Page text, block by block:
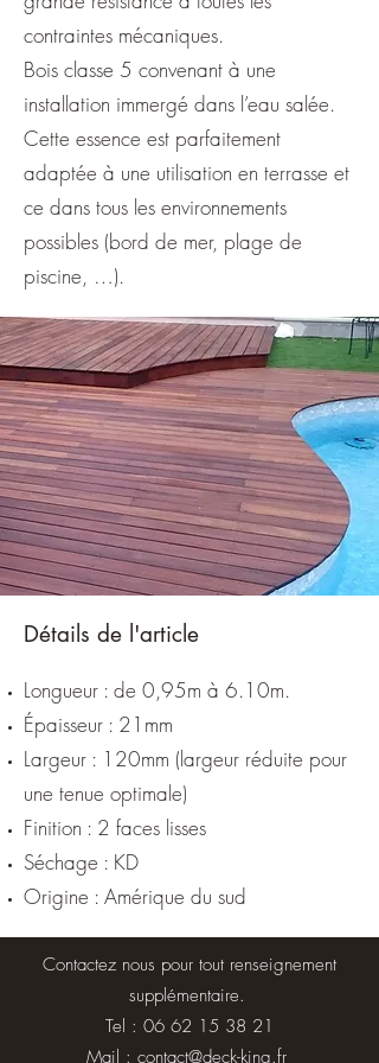
contraintes mécaniques.
Bois classe 5 convenant à une
installation immergé dans l’eau salée.
Cette essence est parfaitement
adaptée à une utilisation en terrasse et
ce dans tous les environnements
possibles (bord de mer, plage de
piscine, …).
Détails de l'article
Longueur : de 0,95m à 6.10m.
Épaisseur : 21mm
Largeur : 120mm (largeur réduite pour
une tenue optimale)
Finition : 2 faces lisses
Séchage : KD
Origine : Amérique du sud
Contactez nous pour tout renseignement
supplémentaire.
Tel : 06 62 15 38 21
Mail : contact@deck-king.fr